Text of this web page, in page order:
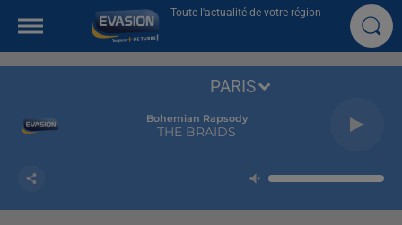
Toute l'actualité de votre région
Bohemian Rapsody
THE BRAIDS
PARIS